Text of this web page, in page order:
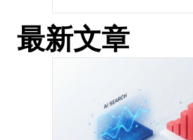
最新文章